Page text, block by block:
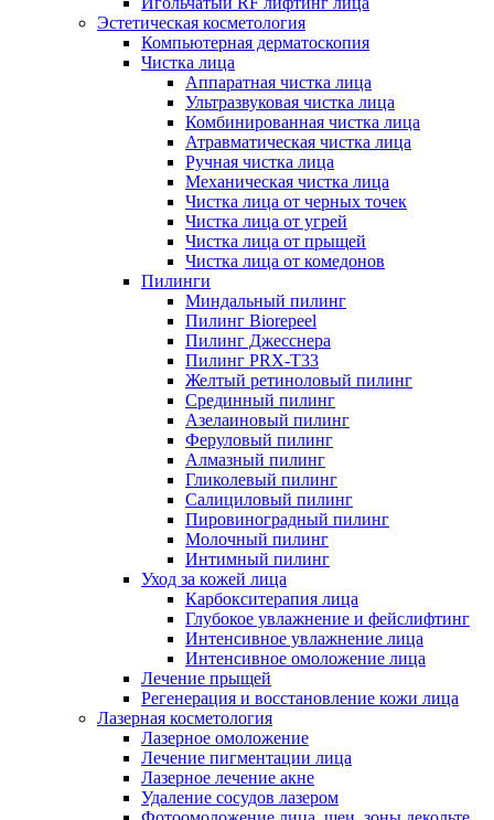
Эстетическая косметология
Компьютерная дерматоскопия
Чистка лица
Аппаратная чистка лица
Ультразвуковая чистка лица
Комбинированная чистка лица
Атравматическая чистка лица
Ручная чистка лица
Механическая чистка лица
Чистка лица от черных точек
Чистка лица от угрей
Чистка лица от прыщей
Чистка лица от комедонов
Пилинги
Миндальный пилинг
Пилинг Biorepeel
Пилинг Джесснера
Пилинг PRX-T33
Желтый ретиноловый пилинг
Срединный пилинг
Азелаиновый пилинг
Феруловый пилинг
Алмазный пилинг
Гликолевый пилинг
Салициловый пилинг
Пировиноградный пилинг
Молочный пилинг
Интимный пилинг
Уход за кожей лица
Карбокситерапия лица
Глубокое увлажнение и фейслифтинг
Интенсивное увлажнение лица
Интенсивное омоложение лица
Лечение прыщей
Регенерация и восстановление кожи лица
Лазерная косметология
Лазерное омоложение
Лечение пигментации лица
Лазерное лечение акне
Удаление сосудов лазером